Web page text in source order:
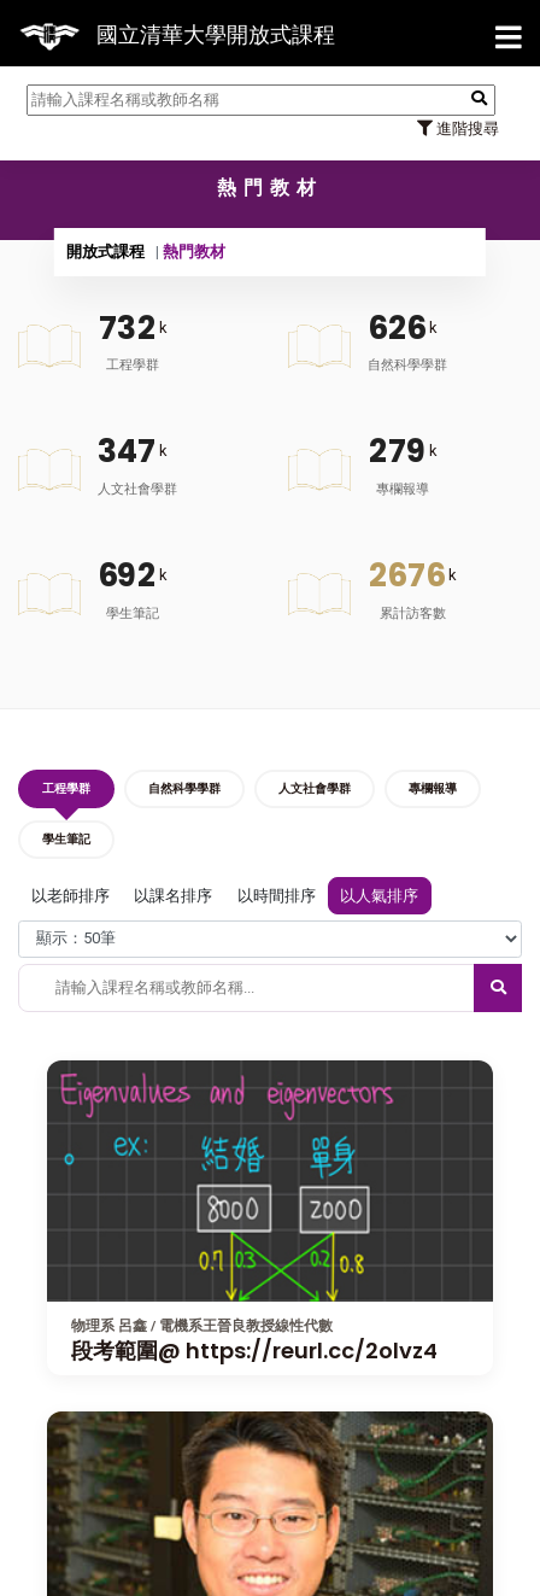
國立清華大學開放式課程
進階搜尋
【7/
熱門教材
開放式課程 熱門教材
732 k
工程學群
626 k
自然科學學群
347 k
人文社會學群
279 k
專欄報導
692 k
學生筆記
2676 k
累計訪客數
工程學群 自然科學學群 人文社會學群 專欄報導
學生筆記
以老師排序 以課名排序 以時間排序 以人氣排序
物理系 呂鑫 / 電機系王晉良教授線性代數
段考範圍@ https://reurl.cc/2olvz4